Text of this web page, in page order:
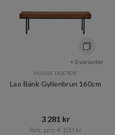
+ 3 varianter
HOUSE DOCTOR
Lao Bänk Gyllenbrun 160cm
3 281 kr​​
Rek. pris 4 100 kr​​